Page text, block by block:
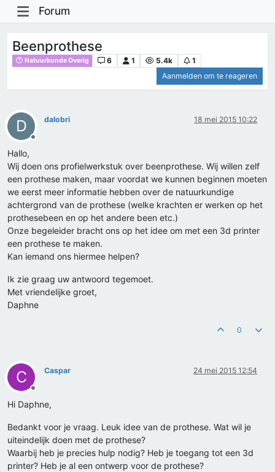
Forum
Beenprothese
Natuurkunde Overig 6 1 5.4k
1
Aanmelden om te reageren
D
Offline
dalobri 18 mei 2015 10:22
Hallo,
Wij doen ons profielwerkstuk over beenprothese. Wij willen zelf
een prothese maken, maar voordat we kunnen beginnen moeten
we eerst meer informatie hebben over de natuurkundige
achtergrond van de prothese (welke krachten er werken op het
prothesebeen en op het andere been etc.)
Onze begeleider bracht ons op het idee om met een 3d printer
een prothese te maken.
Kan iemand ons hiermee helpen?
Ik zie graag uw antwoord tegemoet.
Met vriendelijke groet,
Daphne
0
C
Offline
Caspar 24 mei 2015 12:54
Hi Daphne,
Bedankt voor je vraag. Leuk idee van de prothese. Wat wil je
uiteindelijk doen met de prothese?
Waarbij heb je precies hulp nodig? Heb je toegang tot een 3d
printer? Heb je al een ontwerp voor de prothese?